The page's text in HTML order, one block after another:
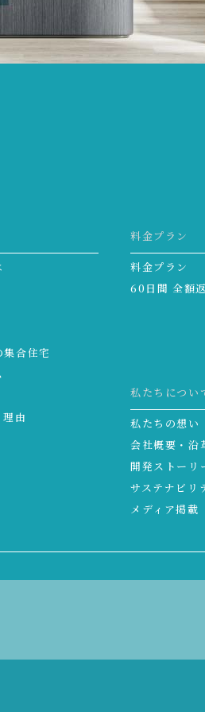
合住宅
由
料金プラン
料金プラン
60日間 全額
私たちについ
私たちの想い
会社概要・沿
開発ストーリ
サステナビリ
メディア掲載